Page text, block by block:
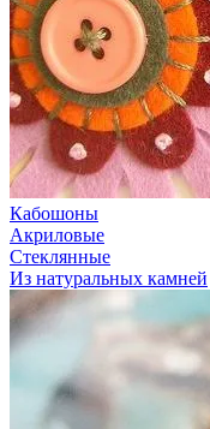
Кабошоны
Акриловые
Стеклянные
Из натуральных камней